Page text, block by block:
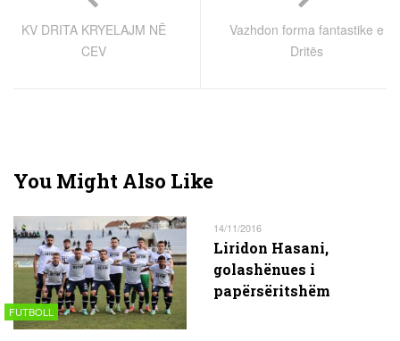
KV DRITA KRYELAJM NË
CEV
Vazhdon forma fantastike e
Dritës
You Might Also Like
FUTBOLL
14/11/2016
Liridon Hasani,
golashënues i
papërsëritshëm